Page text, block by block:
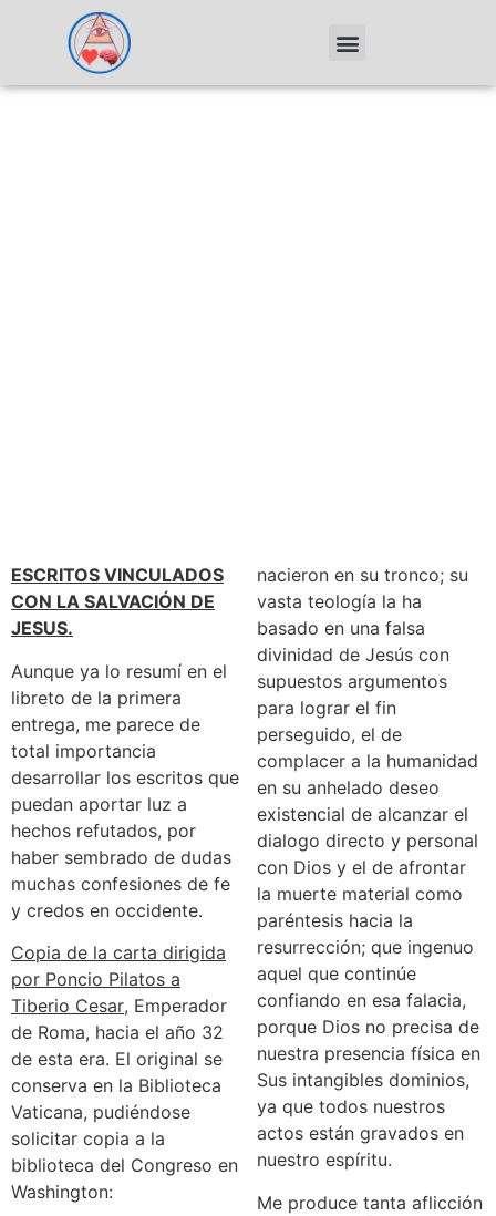
ESCRITOS VINCULADOS
CON LA SALVACIÓN DE
JESUS.
Aunque ya lo resumí en el
libreto de la primera
entrega, me parece de
total importancia
desarrollar los escritos que
puedan aportar luz a
hechos refutados, por
haber sembrado de dudas
muchas confesiones de fe
y credos en occidente.
Copia de la carta dirigida
por Poncio Pilatos a
Tiberio Cesar, Emperador
de Roma, hacia el año 32
de esta era. El original se
conserva en la Biblioteca
Vaticana, pudiéndose
solicitar copia a la
biblioteca del Congreso en
Washington:
nacieron en su tronco; su
vasta teología la ha
basado en una falsa
divinidad de Jesús con
supuestos argumentos
para lograr el fin
perseguido, el de
complacer a la humanidad
en su anhelado deseo
existencial de alcanzar el
dialogo directo y personal
con Dios y el de afrontar
la muerte material como
paréntesis hacia la
resurrección; que ingenuo
aquel que continúe
confiando en esa falacia,
porque Dios no precisa de
nuestra presencia física en
Sus intangibles dominios,
ya que todos nuestros
actos están gravados en
nuestro espíritu.
Me produce tanta aflicción